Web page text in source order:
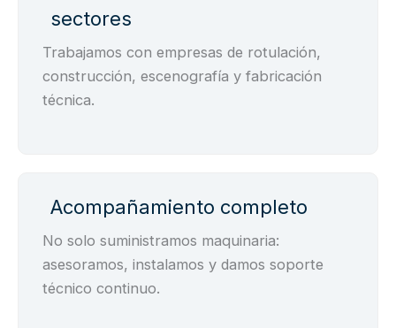
sectores
Trabajamos con empresas de rotulación,
construcción, escenografía y fabricación
técnica.
Acompañamiento completo
No solo suministramos maquinaria:
asesoramos, instalamos y damos soporte
técnico continuo.